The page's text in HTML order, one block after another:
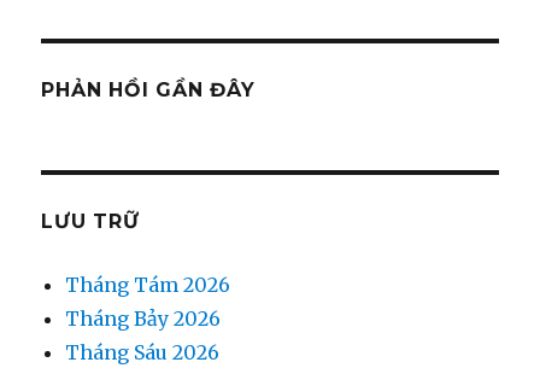
PHẢN HỒI GẦN ĐÂY
LƯU TRỮ
Tháng Tám 2026
Tháng Bảy 2026
Tháng Sáu 2026